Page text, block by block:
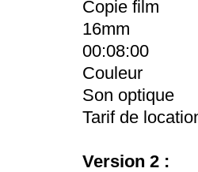
Copie film
16mm
00:08:00
Couleur
Son optique
Tarif de
Version 2 :